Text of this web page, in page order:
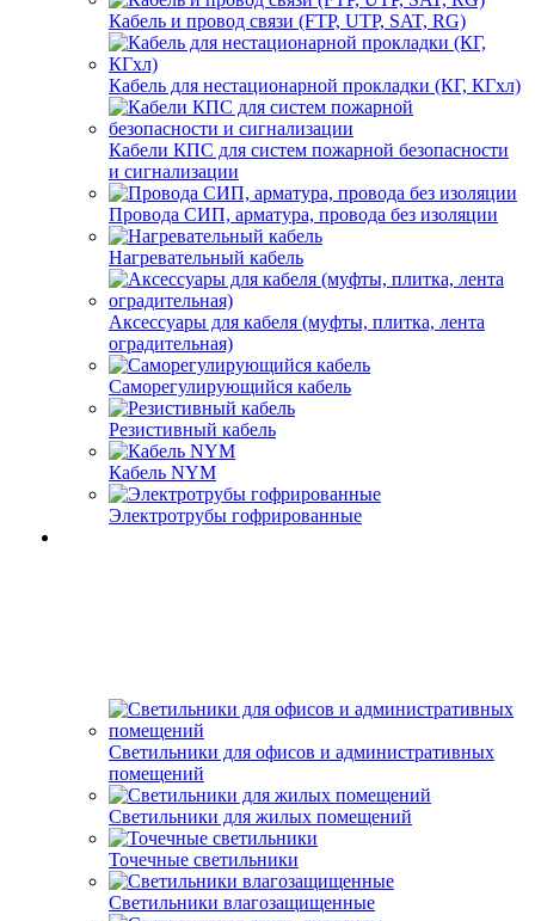
Кабель и провод связи (FTP, UTP, SAT, RG)
Кабель для нестационарной прокладки (КГ, КГхл)
Кабели КПС для систем пожарной безопасности
и сигнализации
Провода СИП, арматура, провода без изоляции
Нагревательный кабель
Аксессуары для кабеля (муфты, плитка, лента
оградительная)
Саморегулирующийся кабель
Резистивный кабель
Кабель NYM
Электротрубы гофрированные
Светильники для офисов и административных
помещений
Светильники для жилых помещений
Точечные светильники
Светильники влагозащищенные